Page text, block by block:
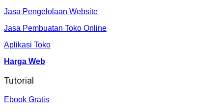
Jasa Pengelolaan Website
Jasa Pembuatan Toko Online
Aplikasi Toko
Harga Web
Tutorial
Ebook Gratis